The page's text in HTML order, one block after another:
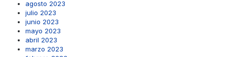
agosto 2023
julio 2023
junio 2023
mayo 2023
abril 2023
marzo 2023